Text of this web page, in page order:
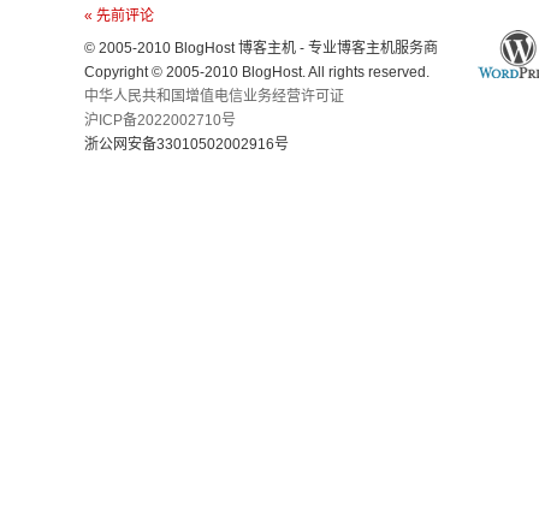
« 先前评论
© 2005-2010 BlogHost 博客主机 - 专业博客主机服务商
Copyright © 2005-2010 BlogHost. All rights reserved.
中华人民共和国增值电信业务经营许可证
沪ICP备2022002710号
浙公网安备33010502002916号